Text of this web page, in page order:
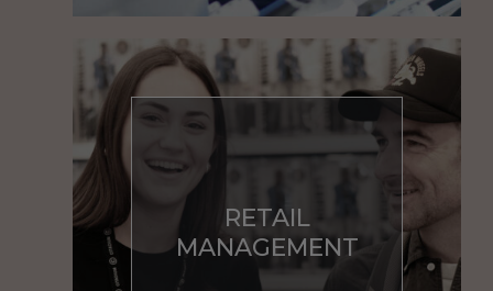
RETAIL
MANAGEMENT